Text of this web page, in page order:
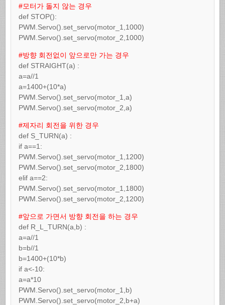
#모터가 돌지 않는 경우
def STOP():
PWM.Servo().set_servo(motor_1,1000)
PWM.Servo().set_servo(motor_2,1000)
#방향 회전없이 앞으로만 가는 경우
def STRAIGHT(a) :
a=a//1
a=1400+(10*a)
PWM.Servo().set_servo(motor_1,a)
PWM.Servo().set_servo(motor_2,a)
#제자리 회전을 위한 경우
def S_TURN(a) :
if a==1:
PWM.Servo().set_servo(motor_1,1200)
PWM.Servo().set_servo(motor_2,1800)
elif a==2:
PWM.Servo().set_servo(motor_1,1800)
PWM.Servo().set_servo(motor_2,1200)
#앞으로 가면서 방향 회전을 하는 경우
def R_L_TURN(a,b) :
a=a//1
b=b//1
b=1400+(10*b)
if a<-10:
a=a*10
PWM.Servo().set_servo(motor_1,b)
PWM.Servo().set_servo(motor_2,b+a)